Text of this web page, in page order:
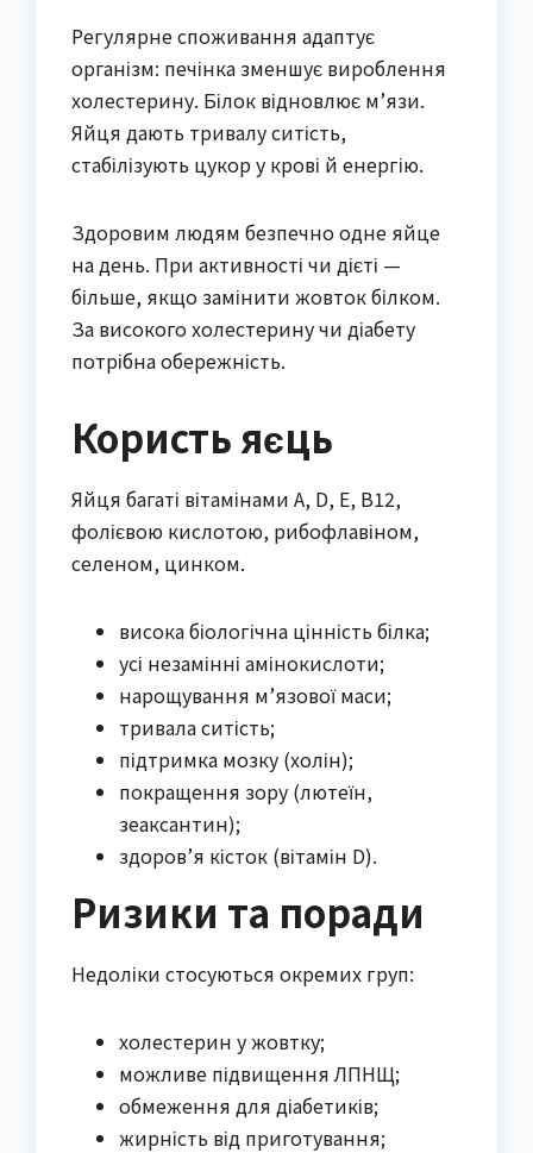
Регулярне споживання адаптує
організм: печінка зменшує вироблення
холестерину. Білок відновлює м’язи.
Яйця дають тривалу ситість,
стабілізують цукор у крові й енергію.
Здоровим людям безпечно одне яйце
на день. При активності чи дієті —
більше, якщо замінити жовток білком.
За високого холестерину чи діабету
потрібна обережність.
Користь яєць
Яйця багаті вітамінами А, D, E, B12,
фолієвою кислотою, рибофлавіном,
селеном, цинком.
висока біологічна цінність білка;
усі незамінні амінокислоти;
нарощування м’язової маси;
тривала ситість;
підтримка мозку (холін);
покращення зору (лютеїн,
зеаксантин);
здоров’я кісток (вітамін D).
Ризики та поради
Недоліки стосуються окремих груп:
холестерин у жовтку;
можливе підвищення ЛПНЩ;
обмеження для діабетиків;
жирність від приготування;